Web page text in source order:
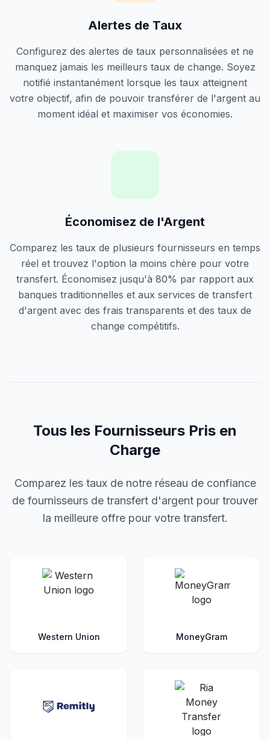
Alertes de Taux
Configurez des alertes de taux personnalisées et ne
manquez jamais les meilleurs taux de change. Soyez
notifié instantanément lorsque les taux atteignent
votre objectif, afin de pouvoir transférer de l'argent au
moment idéal et maximiser vos économies.
Économisez de l'Argent
Comparez les taux de plusieurs fournisseurs en temps
réel et trouvez l'option la moins chère pour votre
transfert. Économisez jusqu'à 80% par rapport aux
banques traditionnelles et aux services de transfert
d'argent avec des frais transparents et des taux de
change compétitifs.
Tous les Fournisseurs Pris en
Charge
Comparez les taux de notre réseau de confiance
de fournisseurs de transfert d'argent pour trouver
la meilleure offre pour votre transfert.
Western Union MoneyGram